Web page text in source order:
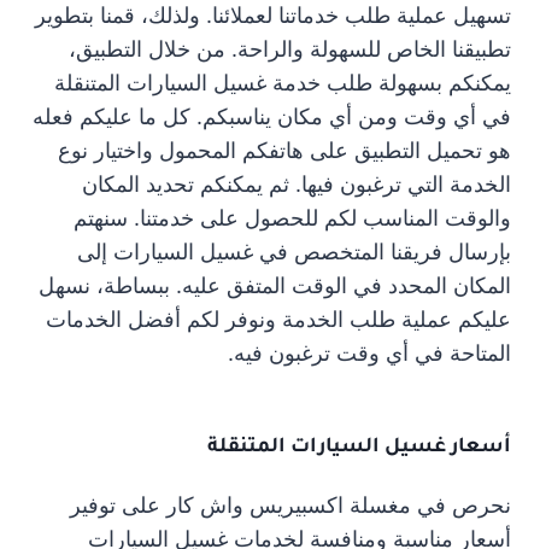
تسهيل عملية طلب خدماتنا لعملائنا. ولذلك، قمنا بتطوير
تطبيقنا الخاص للسهولة والراحة. من خلال التطبيق،
يمكنكم بسهولة طلب خدمة غسيل السيارات المتنقلة
في أي وقت ومن أي مكان يناسبكم. كل ما عليكم فعله
هو تحميل التطبيق على هاتفكم المحمول واختيار نوع
الخدمة التي ترغبون فيها. ثم يمكنكم تحديد المكان
والوقت المناسب لكم للحصول على خدمتنا. سنهتم
بإرسال فريقنا المتخصص في غسيل السيارات إلى
المكان المحدد في الوقت المتفق عليه. ببساطة، نسهل
عليكم عملية طلب الخدمة ونوفر لكم أفضل الخدمات
المتاحة في أي وقت ترغبون فيه.
أسعار غسيل السيارات المتنقلة
نحرص في مغسلة اكسبيريس واش كار على توفير
أسعار مناسبة ومنافسة لخدمات غسيل السيارات